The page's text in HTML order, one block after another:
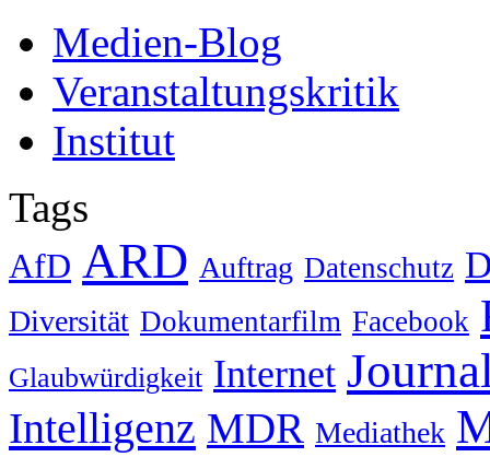
Medien-Blog
Veranstaltungskritik
Institut
Tags
AfD ARD Auftrag Datenschutz
Diversität Dokumentarfilm Facebook
Glaubwürdigkeit Internet
Intelligenz MDR Mediathek